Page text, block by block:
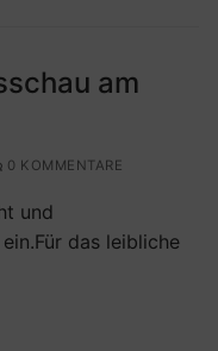
am
0 KOMMENTARE
und
das leibliche